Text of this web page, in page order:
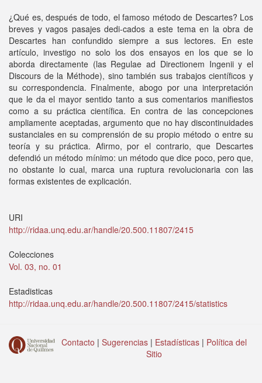
¿Qué es, después de todo, el famoso método de Descartes? Los
breves y vagos pasajes dedi-cados a este tema en la obra de
Descartes han confundido siempre a sus lectores. En este
artículo, investigo no solo los dos ensayos en los que se lo
aborda directamente (las Regulae ad Directionem Ingenii y el
Discours de la Méthode), sino también sus trabajos científicos y
su correspondencia. Finalmente, abogo por una interpretación
que le da el mayor sentido tanto a sus comentarios manifiestos
como a su práctica científica. En contra de las concepciones
ampliamente aceptadas, argumento que no hay discontinuidades
sustanciales en su comprensión de su propio método o entre su
teoría y su práctica. Afirmo, por el contrario, que Descartes
defendió un método mínimo: un método que dice poco, pero que,
no obstante lo cual, marca una ruptura revolucionaria con las
formas existentes de explicación.
URI
http://ridaa.unq.edu.ar/handle/20.500.11807/2415
Colecciones
Vol. 03, no. 01
Estadisticas
http://ridaa.unq.edu.ar/handle/20.500.11807/2415/statistics
Contacto | Sugerencias | Estadísticas | Política del
Sitio